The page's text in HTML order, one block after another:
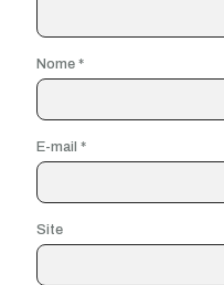
Nome *
E-mail *
Site